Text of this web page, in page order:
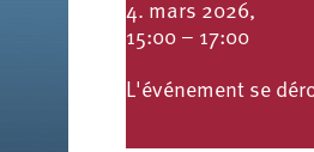
4. mars 2026,
15:00 – 17:00
L'événement se